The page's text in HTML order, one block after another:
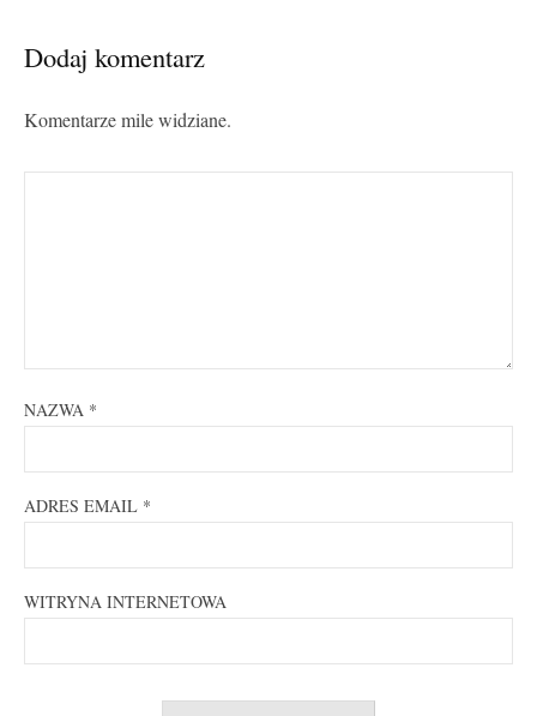
Dodaj komentarz
Komentarze mile widziane.
NAZWA *
ADRES EMAIL *
WITRYNA INTERNETOWA